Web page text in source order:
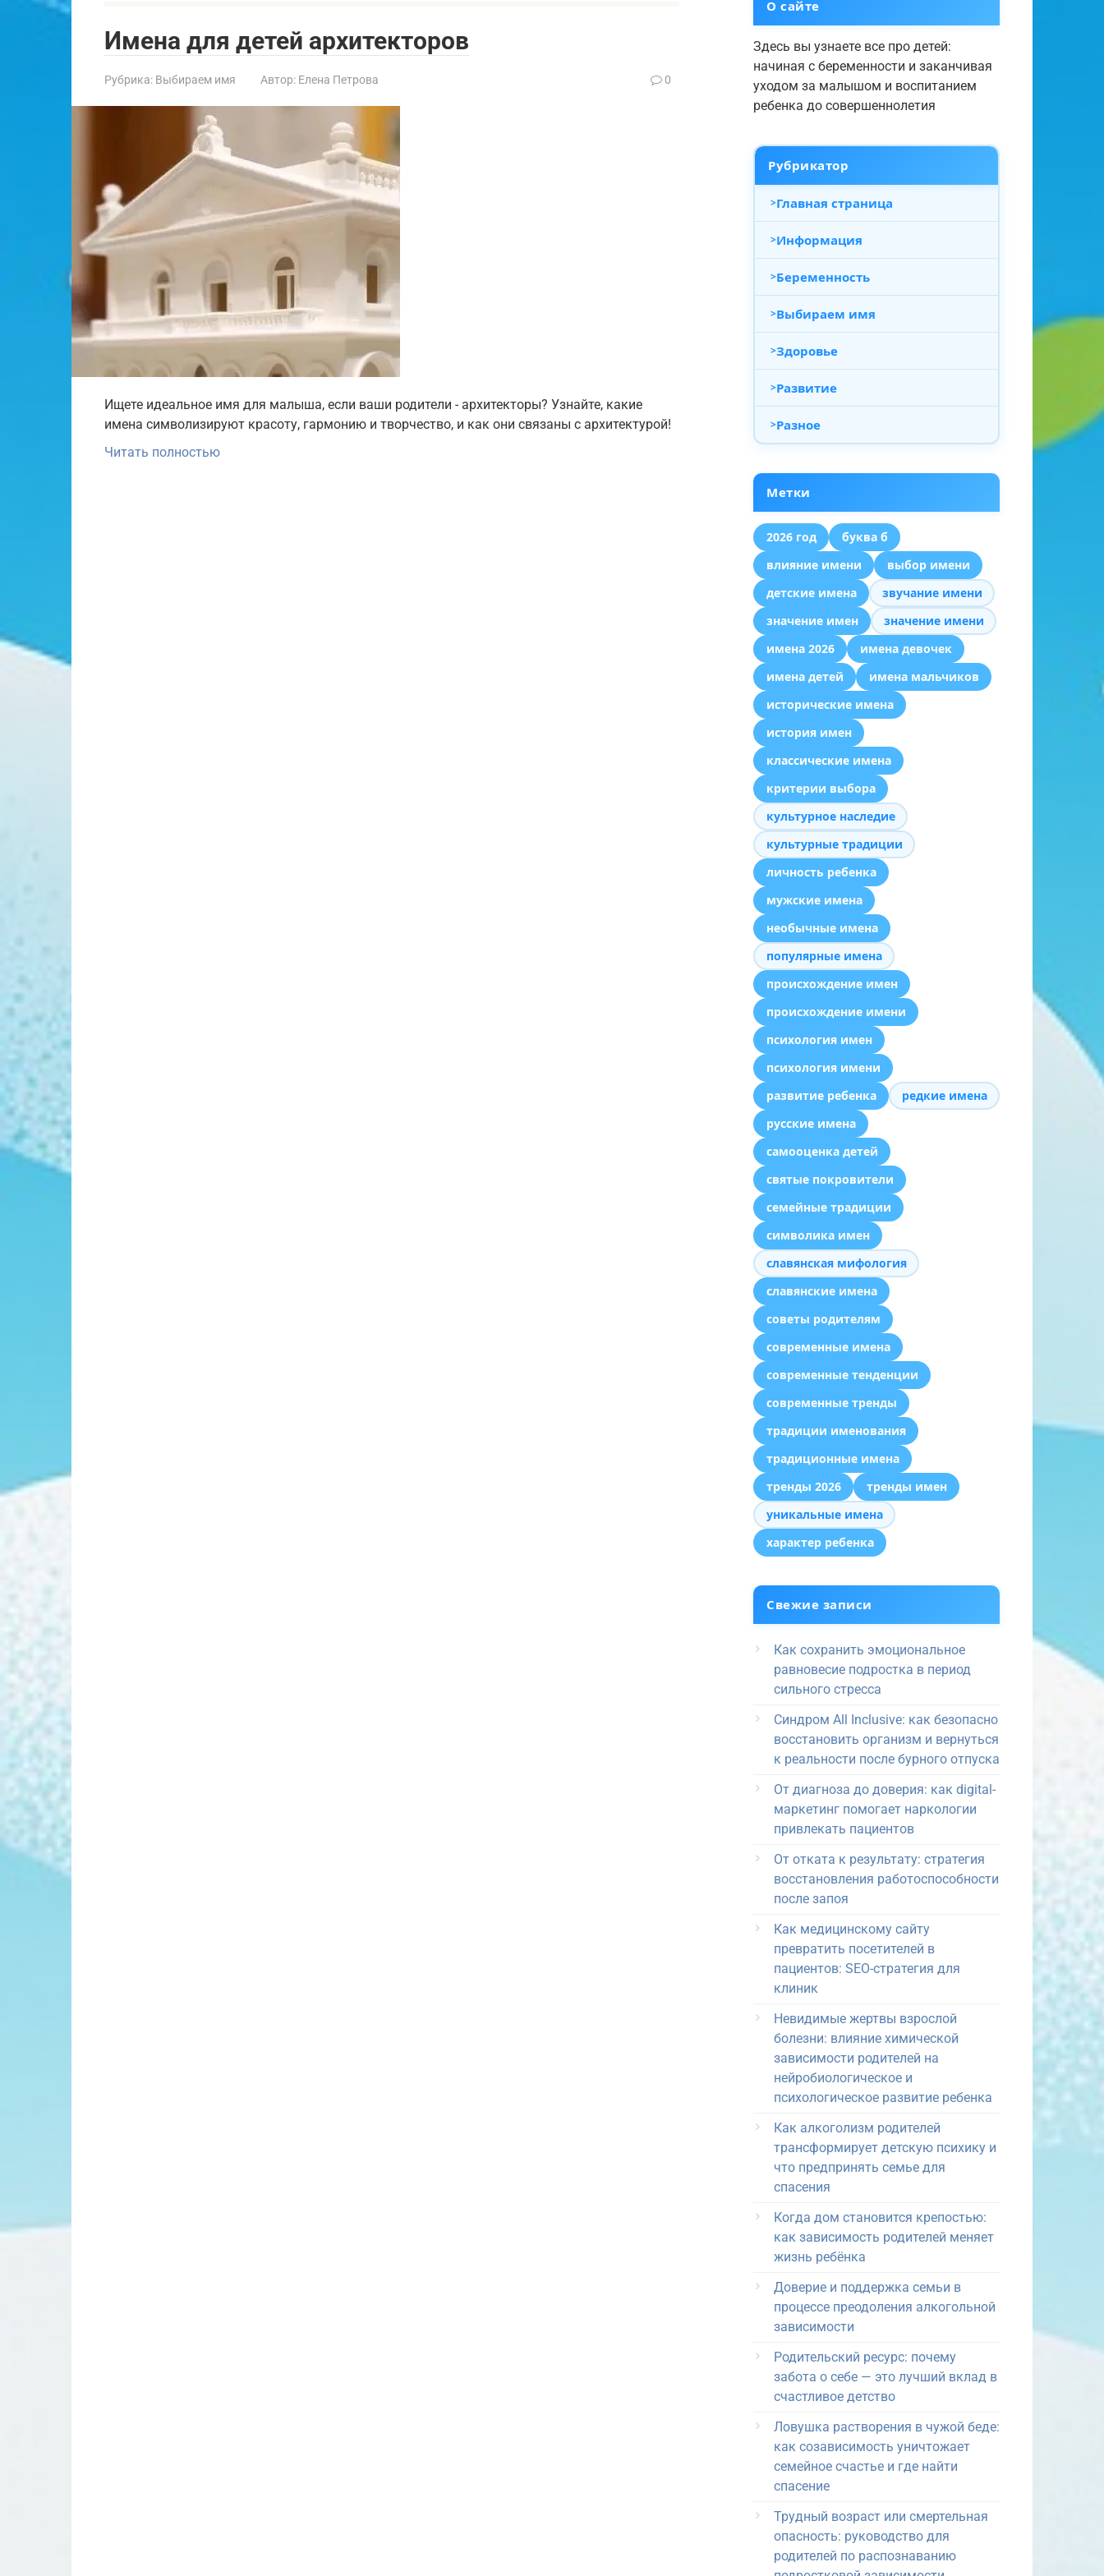
Имена для детей архитекторов
Рубрика: Выбираем имя Автор: Елена Петрова 0
Ищете идеальное имя для малыша, если ваши родители - архитекторы? Узнайте, какие
имена символизируют красоту, гармонию и творчество, и как они связаны с архитектурой!
Читать полностью
О сайте
Здесь вы узнаете все про детей:
начиная с беременности и заканчивая
уходом за малышом и воспитанием
ребенка до совершеннолетия
Рубрикатор
Главная страница
Информация
Беременность
Выбираем имя
Здоровье
Развитие
Разное
Метки
2026 год
буква б
влияние имени
выбор имени
детские имена
звучание имени
значение имен
значение имени
имена 2026
имена девочек
имена детей
имена мальчиков
исторические имена
история имен
классические имена
критерии выбора
культурное наследие
культурные традиции
личность ребенка
мужские имена
необычные имена
популярные имена
происхождение имен
происхождение имени
психология имен
психология имени
развитие ребенка
редкие имена
русские имена
самооценка детей
святые покровители
семейные традиции
символика имен
славянская мифология
славянские имена
советы родителям
современные имена
современные тенденции
современные тренды
традиции именования
традиционные имена
тренды 2026
тренды имен
уникальные имена
характер ребенка
Свежие записи
Как сохранить эмоциональное
равновесие подростка в период
сильного стресса
Синдром All Inclusive: как безопасно
восстановить организм и вернуться
к реальности после бурного отпуска
От диагноза до доверия: как digital-
маркетинг помогает наркологии
привлекать пациентов
От отката к результату: стратегия
восстановления работоспособности
после запоя
Как медицинскому сайту
превратить посетителей в
пациентов: SEO-стратегия для
клиник
Невидимые жертвы взрослой
болезни: влияние химической
зависимости родителей на
нейробиологическое и
психологическое развитие ребенка
Как алкоголизм родителей
трансформирует детскую психику и
что предпринять семье для
спасения
Когда дом становится крепостью:
как зависимость родителей меняет
жизнь ребёнка
Доверие и поддержка семьи в
процессе преодоления алкогольной
зависимости
Родительский ресурс: почему
забота о себе — это лучший вклад в
счастливое детство
Ловушка растворения в чужой беде:
как созависимость уничтожает
семейное счастье и где найти
спасение
Трудный возраст или смертельная
опасность: руководство для
родителей по распознаванию